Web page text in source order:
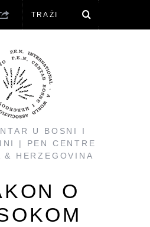
U BOSNI I
| PEN CENTRE
& HERZEGOVINA
O